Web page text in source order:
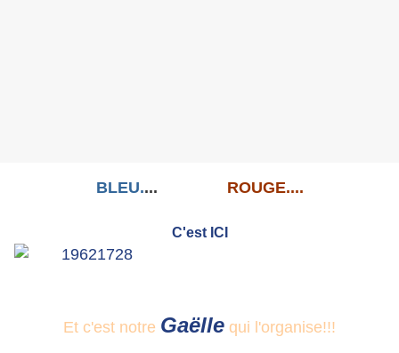
BLEU.... ROUGE....
C'est ICI
Et c'est notre Gaëlle qui l'organise!!!